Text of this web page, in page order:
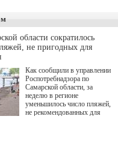
Волкова в роли родителей.
Режиссер-постановщик
проекта — Егор Чичканов
(сериалы "Комбинация", "И
подорожания было понятно,
где именно цена "поехала"
вверх и кто её разогнал.
области сократилось
не пригодных для
Как сообщили в управлении
Роспотребнадзора по
Самарской области, за
неделю в регионе
уменьшилось число пляжей,
не рекомендованных для